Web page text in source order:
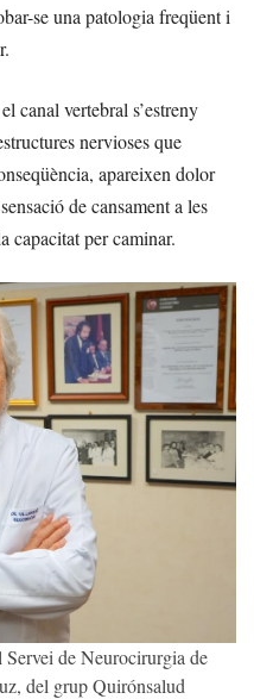
se una patologia freqüent i
canal vertebral s’estreny
nervioses que
apareixen dolor
de cansament a les
capacitat per caminar.
de Neurocirurgia de
del grup Quirónsalud